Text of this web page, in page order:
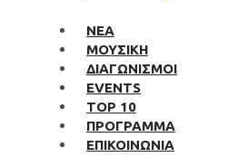
ΝΕΑ
ΜΟΥΣΙΚΗ
ΔΙΑΓΩΝΙΣΜΟΙ
EVENTS
TOP 10
ΠΡΟΓΡΑΜΜΑ
ΕΠΙΚΟΙΝΩΝΙΑ